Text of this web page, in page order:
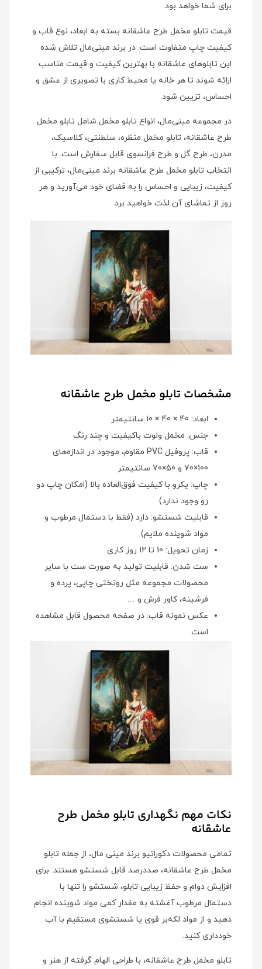
برای شما خواهد بود.
قیمت تابلو مخمل طرح عاشقانه بسته به ابعاد، نوع قاب و
کیفیت چاپ متفاوت است. در برند مینی‌مال تلاش شده
این تابلوهای عاشقانه با بهترین کیفیت و قیمت مناسب
ارائه شوند تا هر خانه یا محیط کاری با تصویری از عشق و
احساس، تزیین شود.
در مجموعه مینی‌مال، انواع تابلو مخمل شامل تابلو مخمل
طرح عاشقانه، تابلو مخمل منظره، سلطنتی، کلاسیک،
مدرن، طرح گل و طرح فرانسوی قابل سفارش است. با
انتخاب تابلو مخمل طرح عاشقانه برند مینی‌مال، ترکیبی از
کیفیت، زیبایی و احساس را به فضای خود می‌آورید و هر
روز از تماشای آن لذت خواهید برد.
مشخصات تابلو مخمل طرح عاشقانه
ابعاد: 40 × 40 × 10 سانتیمتر
جنس: مخمل ولوت باکیفیت و چند رنگ
قاب: پروفیل PVC مقاوم، موجود در اندازه‌های
100×70 و 50×70 سانتیمتر
چاپ: یکرو با کیفیت فوق‌العاده بالا (امکان چاپ دو
رو وجود ندارد)
قابلیت شستشو: دارد (فقط با دستمال مرطوب و
مواد شوینده ملایم)
زمان تحویل: 10 تا 12 روز کاری
ست شدن: قابلیت تولید به صورت ست با سایر
محصولات مجموعه مثل روتختی چاپی، پرده و
فرشینه، کاور فرش و …
عکس نمونه قاب: در صفحه محصول قابل مشاهده
است
نکات مهم نگهداری تابلو مخمل طرح
عاشقانه
تمامی محصولات دکوراتیو برند مینی‌ مال، از جمله تابلو
مخمل طرح عاشقانه، صددرصد قابل شستشو هستند. برای
افزایش دوام و حفظ زیبایی تابلو، شستشو را تنها با
دستمال مرطوب آغشته به مقدار کمی مواد شوینده انجام
دهید و از مواد لکه‌بر قوی یا شستشوی مستقیم با آب
خودداری کنید.
تابلو مخمل طرح عاشقانه، با طراحی الهام گرفته از هنر و